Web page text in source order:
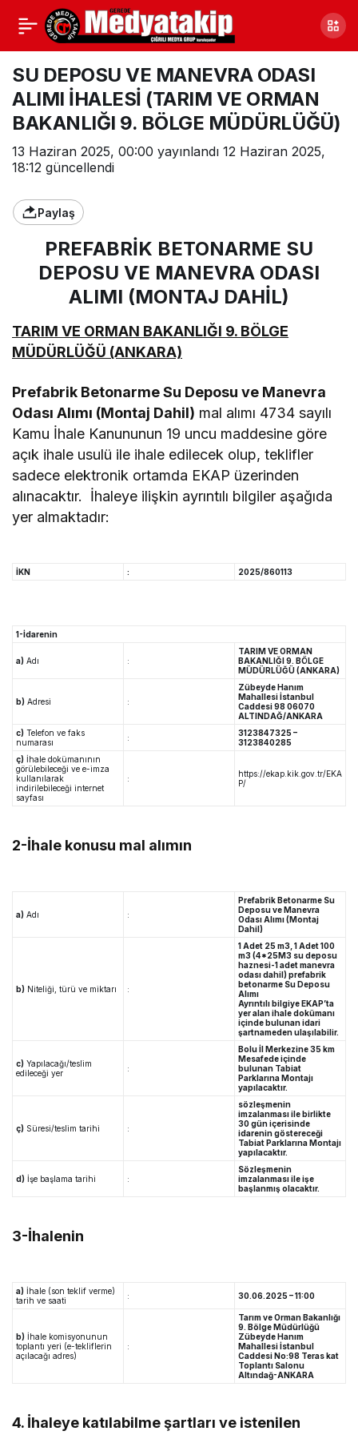
SU DEPOSU VE MANEVRA ODASI
ALIMI İHALESİ (TARIM VE ORMAN
BAKANLIĞI 9. BÖLGE MÜDÜRLÜĞÜ)
13 Haziran 2025, 00:00 yayınlandı 12 Haziran 2025,
18:12 güncellendi
Paylaş
PREFABRİK BETONARME SU
DEPOSU VE MANEVRA ODASI
ALIMI (MONTAJ DAHİL)
TARIM VE ORMAN BAKANLIĞI 9. BÖLGE
MÜDÜRLÜĞÜ (ANKARA)
Prefabrik Betonarme Su Deposu ve Manevra
Odası Alımı (Montaj Dahil) mal alımı 4734 sayılı
Kamu İhale Kanununun 19 uncu maddesine göre
açık ihale usulü ile ihale edilecek olup, teklifler
sadece elektronik ortamda EKAP üzerinden
alınacaktır. İhaleye ilişkin ayrıntılı bilgiler aşağıda
yer almaktadır:
İKN : 2025/860113
1-İdarenin
a) Adı :
TARIM VE ORMAN
BAKANLIĞI 9. BÖLGE
MÜDÜRLÜĞÜ (ANKARA)
b) Adresi :
Zübeyde Hanım
Mahallesi İstanbul
Caddesi 98 06070
ALTINDAĞ/ANKARA
c) Telefon ve faks
numarası
:
3123847325 –
3123840285
ç) İhale dokümanının
görülebileceği ve e-imza
kullanılarak
indirilebileceği internet
sayfası
:
https://ekap.kik.gov.tr/EKA
P/
2-İhale konusu mal alımın
a) Adı :
Prefabrik Betonarme Su
Deposu ve Manevra
Odası Alımı (Montaj
Dahil)
b) Niteliği, türü ve miktarı :
1 Adet 25 m3, 1 Adet 100
m3 (4*25M3 su deposu
haznesi-1 adet manevra
odası dahil) prefabrik
betonarme Su Deposu
Alımı
Ayrıntılı bilgiye EKAP’ta
yer alan ihale dokümanı
içinde bulunan idari
şartnameden ulaşılabilir.
c) Yapılacağı/teslim
edileceği yer
:
Bolu İl Merkezine 35 km
Mesafede içinde
bulunan Tabiat
Parklarına Montajı
yapılacaktır.
ç) Süresi/teslim tarihi :
sözleşmenin
imzalanması ile birlikte
30 gün içerisinde
idarenin göstereceği
Tabiat Parklarına Montajı
yapılacaktır.
d) İşe başlama tarihi :
Sözleşmenin
imzalanması ile işe
başlanmış olacaktır.
3-İhalenin
a) İhale (son teklif verme)
tarih ve saati
: 30.06.2025 – 11:00
b) İhale komisyonunun
toplantı yeri (e-tekliflerin
açılacağı adres)
:
Tarım ve Orman Bakanlığı
9. Bölge Müdürlüğü
Zübeyde Hanım
Mahallesi İstanbul
Caddesi No:98 Teras kat
Toplantı Salonu
Altındağ-ANKARA
4. İhaleye katılabilme şartları ve istenilen